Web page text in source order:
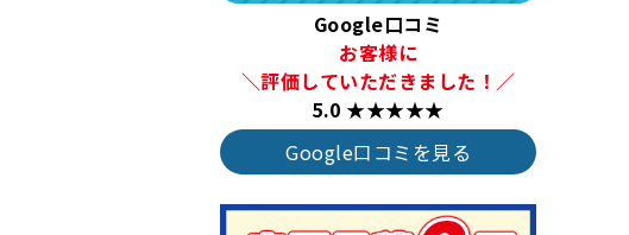
Google口コミ
お客様に
＼評価していただきました！／
5.0 ★★★★★
Google口コミを見る